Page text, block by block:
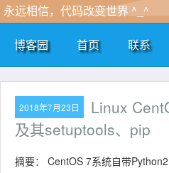
永远相信，代码改变世界 ^_^
博客园 首页 联系
2018年7月23日
Linux
及其setuptools、pip
摘要： CentOS 7系统自带